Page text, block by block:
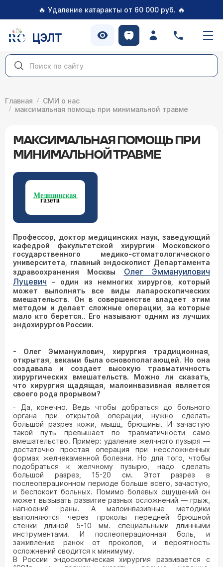
🔥 Удаление катаракты от 60 000 руб. 🔥
ЦЭЛТ
Главная
СМИ о нас
максимальная помощь при минимальной травме
МАКСИМАЛЬНАЯ ПОМОЩЬ ПРИ
МИНИМАЛЬНОЙ ТРАВМЕ
Профессор, доктор медицинских наук, заведующий
кафедрой факультетской хирургии Московского
государственного медико-стоматологического
университета, главный эндоскопист Департамента
здравоохранения Москвы Олег Эммануилович
Луцевич - один из немногих хирургов, который
может выполнять все виды лапароскопических
вмешательств. Он в совершенстве владеет этим
методом и делает сложные операции, за которые
мало кто берется.. Его называют одним из лучших
эндохирургов России.
- Олег Эммануилович, хирургия традиционная,
открытая, веками была основополагающей. Но она
создавала и создает высокую травматичность
хирургических вмешательств. Можно ли сказать,
что хирургия щадящая, малоинвазивная является
своего рода прорывом?
- Да, конечно. Ведь чтобы добраться до больного
органа при открытой операции, нужно сделать
большой разрез кожи, мышц, брюшины. И зачастую
такой путь превышает по травматичности само
вмешательство. Пример: удаление желчного пузыря —
достаточно простая операция при неосложненных
формах желчекаменной болезни. Но для того, чтобы
подобраться к желчному пузырю, надо сделать
большой разрез, 15-20 см. Этот разрез в
послеоперационном периоде больше всего, зачастую,
и беспокоит больных. Помимо болевых ощущений он
может вызывать развитие разных осложнений — грыж,
нагноений раны. А малоинвазивные методики
выполняются через проколы передней брюшной
стенки длиной 5-10 мм. специальными длинными
инструментами. И послеоперационная боль, и
заживление ранок от проколов, и вероятность
осложнений сводится к минимуму.
В России эндоскопическая хирургия развивается с